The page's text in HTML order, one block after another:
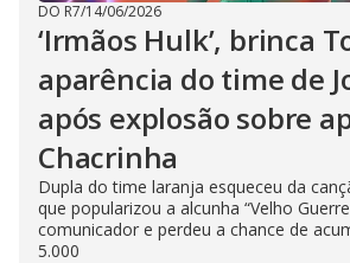
DO R7/14/06/2026
‘Irmãos Hulk’, brinca
aparência do time de
após explosão sobre
Chacrinha
Dupla do time laranja esqueceu da
que popularizou a alcunha “Velho
comunicador e perdeu a chance de
5.000